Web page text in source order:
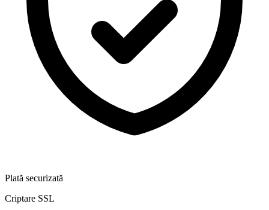
Plată securizată
Criptare SSL